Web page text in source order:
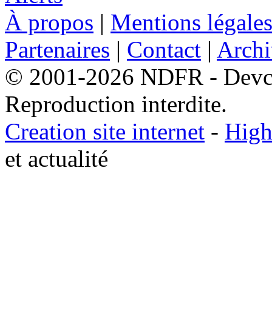
À propos | Mentions légales
Partenaires | Contact |
© 2001-2026 NDFR -
Reproduction interdite.
Creation site internet -
et actualité